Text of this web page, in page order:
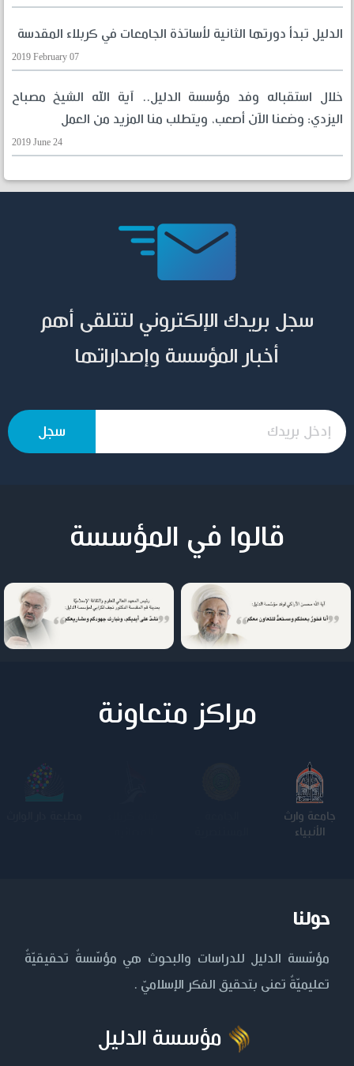
الدليل تبدأ دورتها الثانية لأساتذة الجامعات في كربلاء المقدسة
2019 February 07
خلال استقباله وفد مؤسسة الدليل.. آية الله الشيخ مصباح
اليزدي: وضعنا الآن أصعب، ويتطلب منا المزيد من العمل
2019 June 24
سجل بريدك الإلكتروني لتتلقى أهم
أخبار المؤسسة وإصداراتها
قالوا في المؤسسة
مراكز متعاونة
جامعة وارث
الأنبياء
حولنا
مؤسّسة الدليل للدراسات والبحوث هي مؤسّسةٌ تحقيقيّةٌ
تعليميّةٌ تعنى بتحقيق الفكر الإسلاميّ .
مؤسسة الدليل